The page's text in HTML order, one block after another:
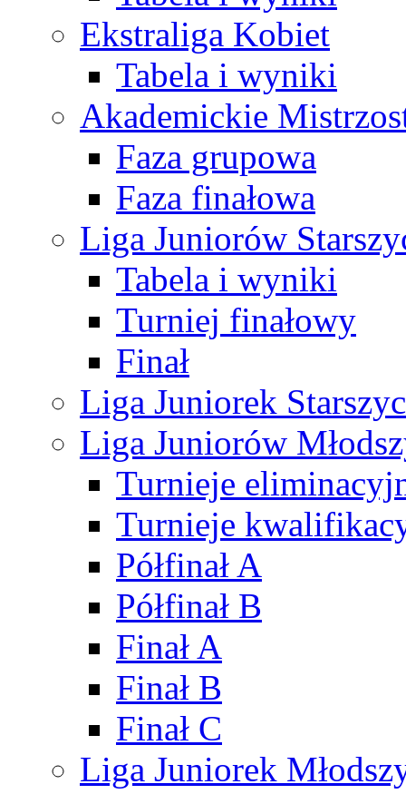
Ekstraliga Kobiet
Tabela i wyniki
Akademickie
Faza grupowa
Faza finałowa
Liga Juniorów
Tabela i wyniki
Turniej finałowy
Finał
Liga Juniorek
Liga Juniorów
Turnieje
Turnieje
Półfinał A
Półfinał B
Finał A
Finał B
Finał C
Liga Juniorek